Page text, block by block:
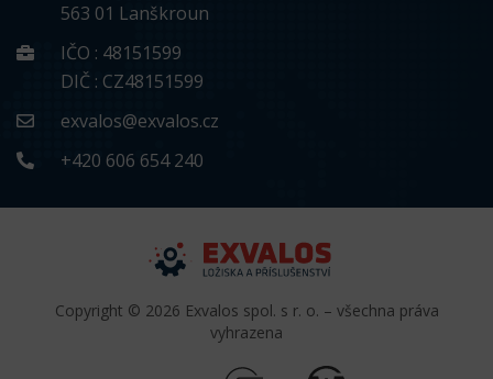
563 01 Lanškroun
IČO : 48151599
DIČ : CZ48151599
exvalos@exvalos.cz
+420 606 654 240
Copyright © 2026 Exvalos spol. s r. o. – všechna práva
vyhrazena